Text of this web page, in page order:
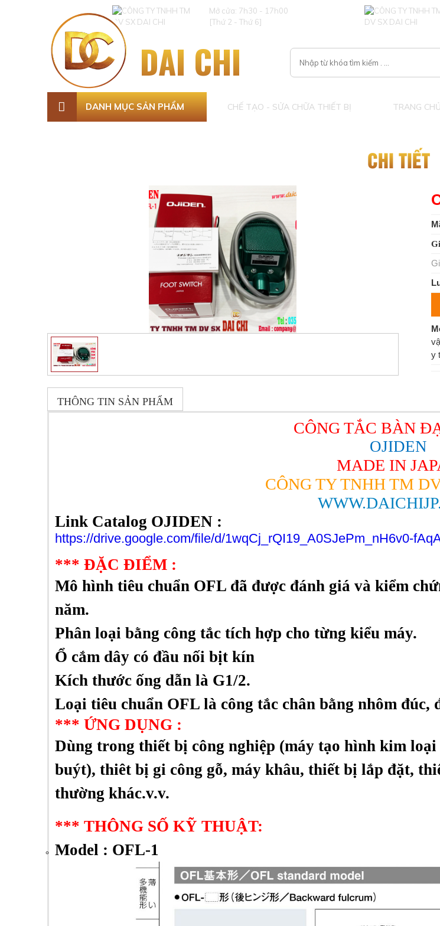
Mở cửa: 7h30 - 17h00
[Thứ 2 - Thứ 6]
DAI CHI
DANH MỤC SẢN PHẨM CHẾ TẠO - SỬA CHỮA THIẾT BỊ TRANG CHỦ
CHI TIẾT
y
THÔNG TIN SẢN PHẨM
CÔNG TẮC BÀN
OJIDEN
MADE IN
CÔNG TY TNHH TM
Link Catalog OJIDEN :
https://drive.google.com/file/d/1wqCj_rQI19_A0SJePm_nH6v0-
*** ĐẶC ĐIỂM :
Mô hình tiêu chuẩn OFL đã được đánh giá và kiểm
năm.
Phân loại bằng công tắc tích hợp cho từng kiểu máy.
Ổ cắm dây có đầu nối bịt kín
Kích thước ống dẫn là G1/2.
Loại tiêu chuẩn OFL là công tắc chân bằng nhôm đúc,
*** ỨNG DỤNG :
Dùng trong thiết bị công nghiệp (máy tạo hình kim
buýt), thiêt bị gi công gỗ, máy khâu, thiết bị lắp đặt,
thường khác.v.v.
*** THÔNG SỐ KỸ THUẬT:
Model : OFL-1